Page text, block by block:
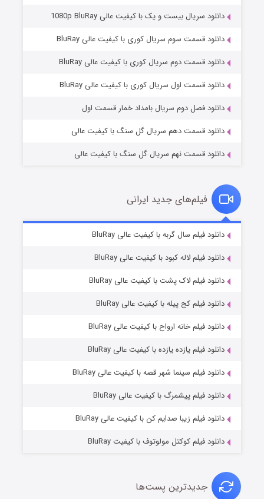
عملیات آپارتمان
قسمت۲ (زیرنویس) منتشر شد
قسمت۲ (زیرنویس) منتشر شد
دانلود سریال بیست و یک با کیفیت عالی 1080p BluRay
دانلود قسمت سوم سریال کوری با کیفیت عالی BluRay
دانلود قسمت دوم سریال کوری با کیفیت عالی BluRay
دانلود قسمت اول سریال کوری با کیفیت عالی BluRay
دانلود فصل دوم سریال بامداد خمار قسمت اول
دانلود قسمت دهم سریال گل سنگ با کیفیت عالی
دانلود قسمت نهم سریال گل سنگ با کیفیت عالی
فیلم‌های جدید ایرانی
دانلود فیلم سال گربه با کیفیت عالی BluRay
دانلود فیلم لاله کبود با کیفیت عالی BluRay
دانلود فیلم لاک پشت با کیفیت عالی BluRay
دانلود فیلم کج‌ پیله با کیفیت عالی BluRay
دانلود فیلم خانه ارواح با کیفیت عالی BluRay
دانلود فیلم یازده یازده با کیفیت عالی BluRay
دانلود فیلم سینما شهر قصه با کیفیت عالی BluRay
دانلود فیلم پیشمرگ با کیفیت عالی BluRay
دانلود فیلم زیبا صدایم کن با کیفیت عالی BluRay
دانلود فیلم کوکتل مولوتوف با کیفیت BluRay
جدیدترین پست‌ها